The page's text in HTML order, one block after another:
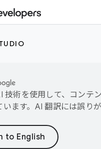
技術を使用して、コンテ
います。AI 翻訳には誤り